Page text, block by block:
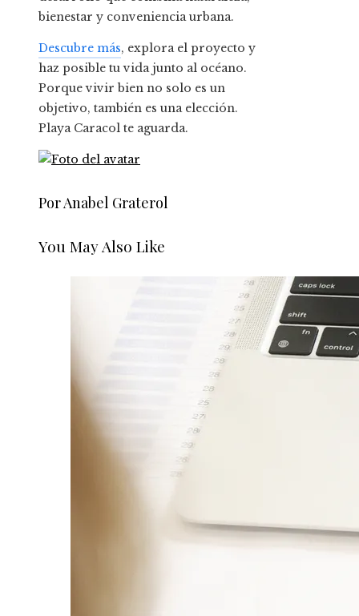
bienestar y conveniencia urbana.
Descubre más, explora el proyecto y
haz posible tu vida junto al océano.
Porque vivir bien no solo es un
objetivo, también es una elección.
Playa Caracol te aguarda.
Por Anabel Graterol
You May Also Like